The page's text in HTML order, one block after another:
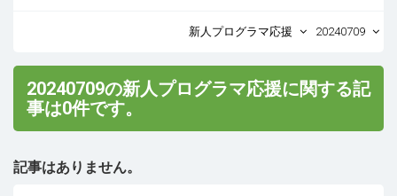
新人プログラマ応援 20240709
20240709の新人プログラマ応援に関する記
事は0件です。
記事はありません。